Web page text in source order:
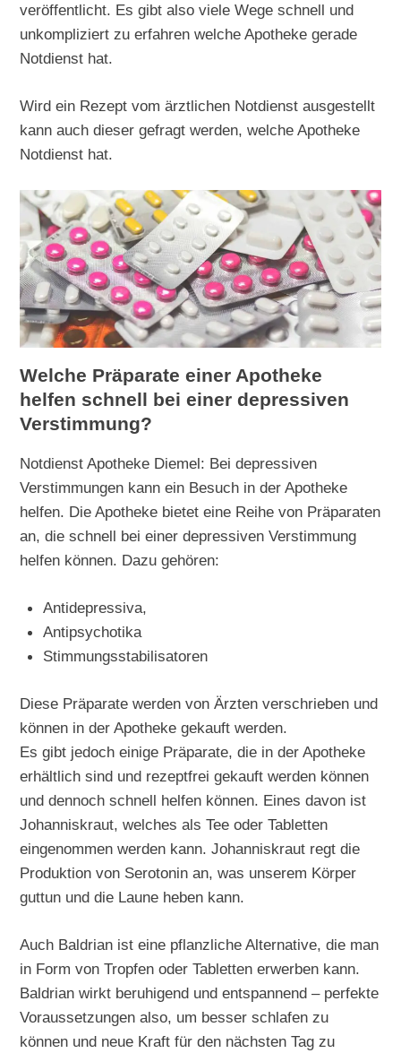
veröffentlicht. Es gibt also viele Wege schnell und
unkompliziert zu erfahren welche Apotheke gerade
Notdienst hat.
Wird ein Rezept vom ärztlichen Notdienst ausgestellt
kann auch dieser gefragt werden, welche Apotheke
Notdienst hat.
Welche Präparate einer Apotheke
helfen schnell bei einer depressiven
Verstimmung?
Notdienst Apotheke Diemel: Bei depressiven
Verstimmungen kann ein Besuch in der Apotheke
helfen. Die Apotheke bietet eine Reihe von Präparaten
an, die schnell bei einer depressiven Verstimmung
helfen können. Dazu gehören:
Antidepressiva,
Antipsychotika
Stimmungsstabilisatoren
Diese Präparate werden von Ärzten verschrieben und
können in der Apotheke gekauft werden.
Es gibt jedoch einige Präparate, die in der Apotheke
erhältlich sind und rezeptfrei gekauft werden können
und dennoch schnell helfen können. Eines davon ist
Johanniskraut, welches als Tee oder Tabletten
eingenommen werden kann. Johanniskraut regt die
Produktion von Serotonin an, was unserem Körper
guttun und die Laune heben kann.
Auch Baldrian ist eine pflanzliche Alternative, die man
in Form von Tropfen oder Tabletten erwerben kann.
Baldrian wirkt beruhigend und entspannend – perfekte
Voraussetzungen also, um besser schlafen zu
können und neue Kraft für den nächsten Tag zu